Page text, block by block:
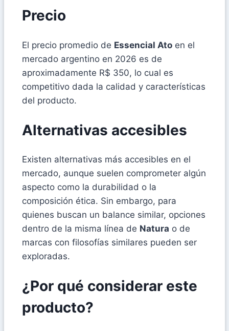
Precio
El precio promedio de Essencial Ato en el
mercado argentino en 2026 es de
aproximadamente R$ 350, lo cual es
competitivo dada la calidad y características
del producto.
Alternativas accesibles
Existen alternativas más accesibles en el
mercado, aunque suelen comprometer algún
aspecto como la durabilidad o la
composición ética. Sin embargo, para
quienes buscan un balance similar, opciones
dentro de la misma línea de Natura o de
marcas con filosofías similares pueden ser
exploradas.
¿Por qué considerar este
producto?